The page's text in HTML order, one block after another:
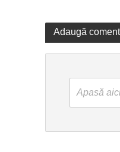
Adaugă
Apasă